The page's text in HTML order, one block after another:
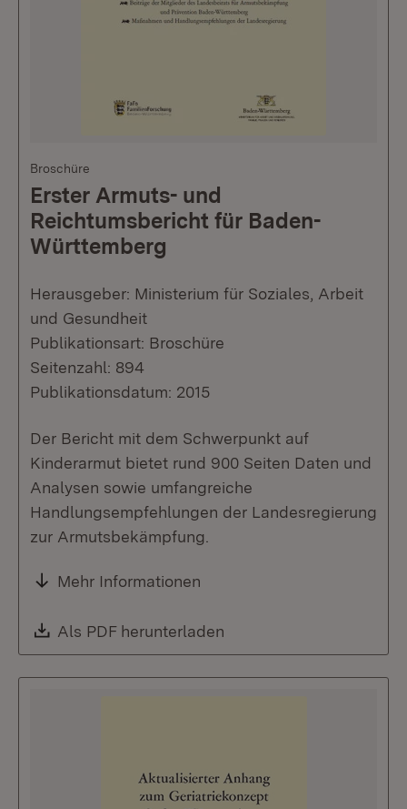
Broschüre
Erster Armuts- und
Reichtumsbericht für Baden-
Württemberg
Herausgeber: Ministerium für Soziales, Arbeit
und Gesundheit
Publikationsart: Broschüre
Seitenzahl: 894
Publikationsdatum: 2015
Der Bericht mit dem Schwerpunkt auf
Kinderarmut bietet rund 900 Seiten Daten und
Analysen sowie umfangreiche
Handlungsempfehlungen der Landesregierung
zur Armutsbekämpfung.
Mehr Informationen
Download:
Als PDF herunterladen